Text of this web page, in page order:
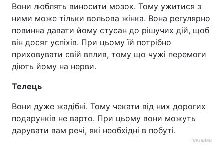
Вони люблять виносити мозок. Тому ужитися з
ними може тільки вольова жінка. Вона регулярно
повинна давати йому стусан до рішучих дій, щоб
він досяг успіхів. При цьому їй потрібно
приховувати свій вплив, тому що чужі перемоги
діють йому на нерви.
Телець
Вони дуже жадібні. Тому чекати від них дорогих
подарунків не варто. При цьому вони можуть
дарувати вам речі, які необхідні в побуті.
Реклама